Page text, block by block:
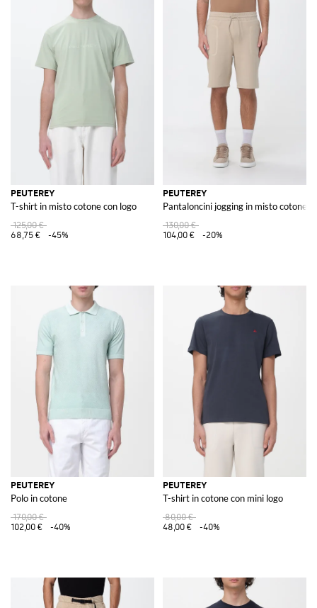
PEUTEREY
T-shirt in misto cotone con logo
125,00 €
68,75 €
-45%
PEUTEREY
Pantaloncini jogging in misto cotone
130,00 €
104,00 €
-20%
PEUTEREY
Polo in cotone
170,00 €
102,00 €
-40%
PEUTEREY
T-shirt in cotone con mini logo
80,00 €
48,00 €
-40%